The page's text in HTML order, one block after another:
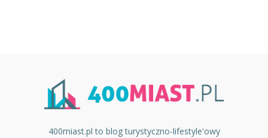
400miast.pl to blog turystyczno-lifestyle'owy